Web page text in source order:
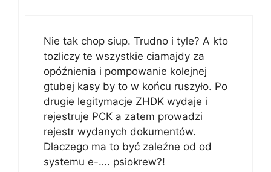
Nie tak chop siup. Trudno i tyle? A kto
tozliczy te wszystkie ciamajdy za
opóźnienia i pompowanie kolejnej
gtubej kasy by to w końcu ruszyło. Po
drugie legitymacje ZHDK wydaje i
rejestruje PCK a zatem prowadzi
rejestr wydanych dokumentów.
Dlaczego ma to być zaleźne od od
systemu e-…. psiokrew?!